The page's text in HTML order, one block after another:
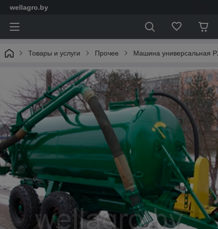
wellagro.by
Товары и услуги Прочее Машина универсальная